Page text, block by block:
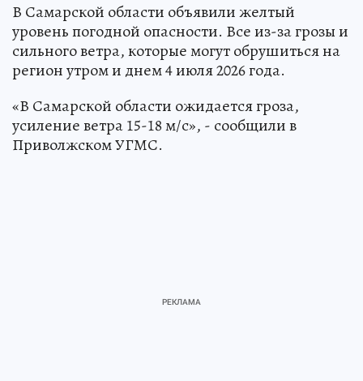
В Самарской области объявили желтый
уровень погодной опасности. Все из-за грозы и
сильного ветра, которые могут обрушиться на
регион утром и днем 4 июля 2026 года.
«В Самарской области ожидается гроза,
усиление ветра 15-18 м/с», - сообщили в
Приволжском УГМС.